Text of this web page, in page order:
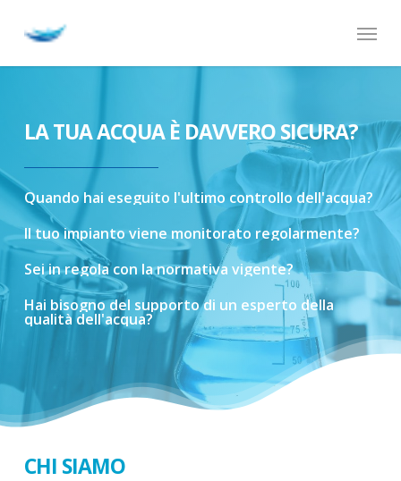
Menu
LA TUA ACQUA È DAVVERO SICURA?
Quando hai eseguito l'ultimo controllo dell'acqua?
Il tuoimpianto viene monitorato regolarmente?
Seiinregola con lanormativa vigente?
Hai bisognodel supportodi un esperto della
qualitàdell'acqua?
CHI SIAMO